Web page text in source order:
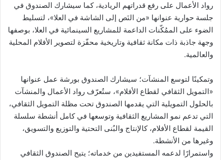
رواد الأعمال على رفع قدراتهم الريادية، كما سيشارك الصندوق في
جلسة حوارية عنوانها «من النَص إلى الشاشة في العلا»، لتسليط
الضوء على الممُكّنات الداعمة للمشاريع السينمائية في العلا، بوصفها
وجهة جاذبة ذات مكانة ثقافية وتاريخية محفّزة لتصوير الأفلام المحلية
والعالمية.
وتمكينًا لتوسع المنشآت؛ سيشارك الصندوق بورشة عمل عنوانها
«التمويل الثقافي لقطاع الأفلام»، ستُعرّف رواد الأعمال والمنشآت
بالحلول التمويلية التي يقدمها الصندوق تحت مظلة التمويل الثقافي،
التي تدعم نمو المشاريع الثقافية وتوسعها في كامل أنشطة سلسلة
القيمة لقطاع الأفلام، كالإنتاج والبُنى التحتية والتوزيع والتسويق،
وغيرها من الأنشطة.
واستمرارًا لدعمه المستفيدين من خدماته؛ يتيح الصندوق الثقافي